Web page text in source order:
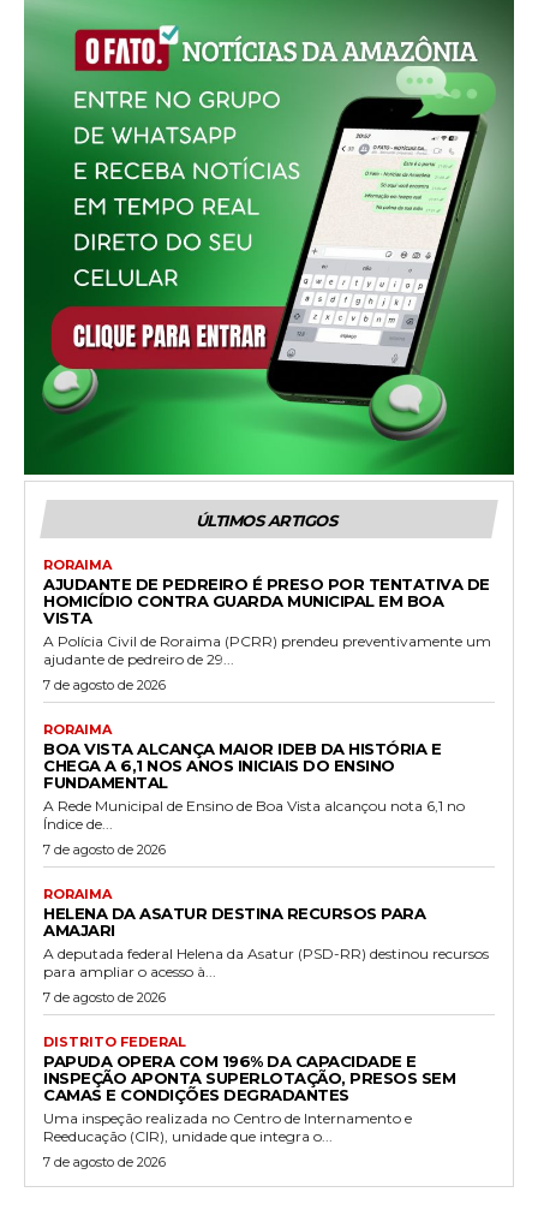
ÚLTIMOS ARTIGOS
RORAIMA
AJUDANTE DE PEDREIRO É PRESO POR TENTATIVA DE
HOMICÍDIO CONTRA GUARDA MUNICIPAL EM BOA
VISTA
A Polícia Civil de Roraima (PCRR) prendeu preventivamente um
ajudante de pedreiro de 29...
7 de agosto de 2026
RORAIMA
BOA VISTA ALCANÇA MAIOR IDEB DA HISTÓRIA E
CHEGA A 6,1 NOS ANOS INICIAIS DO ENSINO
FUNDAMENTAL
A Rede Municipal de Ensino de Boa Vista alcançou nota 6,1 no
Índice de...
7 de agosto de 2026
RORAIMA
HELENA DA ASATUR DESTINA RECURSOS PARA
AMAJARI
A deputada federal Helena da Asatur (PSD-RR) destinou recursos
para ampliar o acesso à...
7 de agosto de 2026
DISTRITO FEDERAL
PAPUDA OPERA COM 196% DA CAPACIDADE E
INSPEÇÃO APONTA SUPERLOTAÇÃO, PRESOS SEM
CAMAS E CONDIÇÕES DEGRADANTES
Uma inspeção realizada no Centro de Internamento e
Reeducação (CIR), unidade que integra o...
7 de agosto de 2026